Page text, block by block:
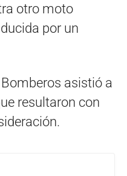
otro moto
por un
asistió a
resultaron con